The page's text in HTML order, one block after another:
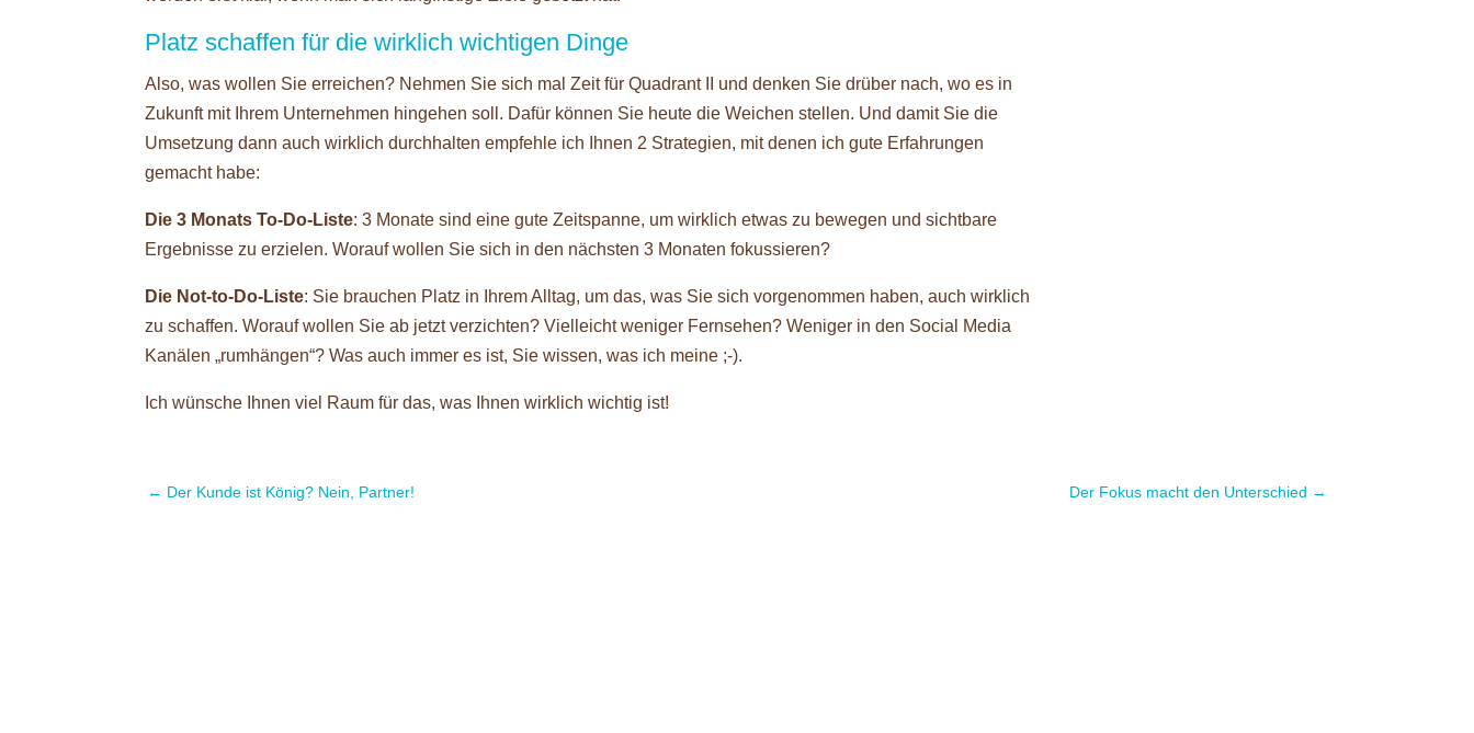
Platz schaffen für die wirklich wichtigen Dinge
Also, was wollen Sie erreichen? Nehmen Sie sich mal Zeit für Quadrant II und denken Sie drüber nach, wo es in
Zukunft mit Ihrem Unternehmen hingehen soll. Dafür können Sie heute die Weichen stellen. Und damit Sie die
Umsetzung dann auch wirklich durchhalten empfehle ich Ihnen 2 Strategien, mit denen ich gute Erfahrungen
gemacht habe:
Die 3 Monats To-Do-Liste: 3 Monate sind eine gute Zeitspanne, um wirklich etwas zu bewegen und sichtbare
Ergebnisse zu erzielen. Worauf wollen Sie sich in den nächsten 3 Monaten fokussieren?
Die Not-to-Do-Liste: Sie brauchen Platz in Ihrem Alltag, um das, was Sie sich vorgenommen haben, auch wirklich
zu schaffen. Worauf wollen Sie ab jetzt verzichten? Vielleicht weniger Fernsehen? Weniger in den Social Media
Kanälen „rumhängen“? Was auch immer es ist, Sie wissen, was ich meine ;-).
Ich wünsche Ihnen viel Raum für das, was Ihnen wirklich wichtig ist!
← Der Kunde ist König? Nein, Partner! Der Fokus macht den Unterschied →